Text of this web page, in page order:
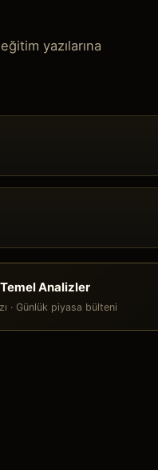
yazılarına
Analizler
·Günlük piyasa bülteni